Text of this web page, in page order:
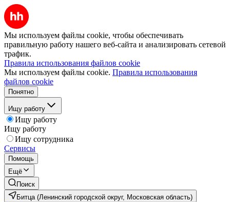
Мы используем файлы cookie, чтобы обеспечивать
правильную работу нашего веб-сайта и анализировать сетевой
трафик.
Правила использования файлов cookie
Мы используем файлы cookie. Правила использования
файлов cookie
Понятно
Ищу работу
Ищу работу
Ищу работу
Ищу сотрудника
Сервисы
Помощь
Ещё
Поиск
Битца (Ленинский городской округ, Московская область)